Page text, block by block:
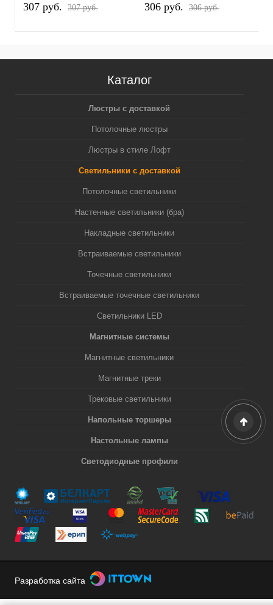
307 pуб. 307 pуб. 306 pуб. 306 pуб.
Каталог
Люстры с доставкой
Потолочные люстры
Люстры в стиле Лофт
Светильники с доставкой
Потолочные светильники
Настенные светильники (бра)
Накладные светильники
Встраиваемые светильники
Точечные светильники
Встраиваемые точечные светильники
Светильники LED
Магнитные системы
Магнитные светильники
Магнитные треки
Трековые светильники
Напольные торшеры
Настольные лампы
Светодиодные профили
Разработка сайта